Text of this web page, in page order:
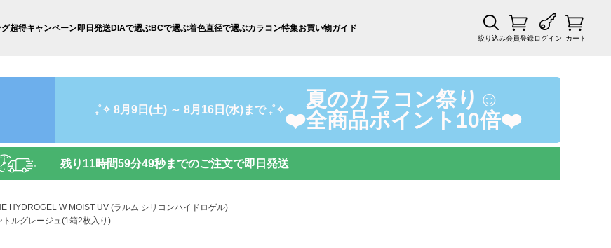
超得キャンペーン即日発送DIAで選ぶBCで選ぶ着色直径で選ぶカラコン特集お買い物ガイド
絞り込み会員登録ログイン カート
₊˚✧ 8月9日(土) ～ 8月16日(水)まで ₊˚✧
夏のカラコン祭り☺️
❤️全商品ポイント10倍❤️
残り 11時間59分48秒までのご注文で即日発送
HYDROGEL W MOIST UV (ラルム シリコンハイドロゲル)
ルグレージュ(1箱2枚入り)